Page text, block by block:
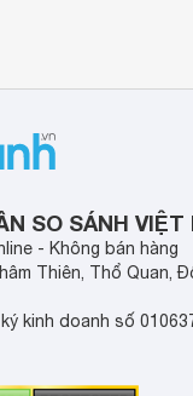
SO SÁNH VIỆT
- Không bán hàng
Thiên, Thổ Quan,
kinh doanh số